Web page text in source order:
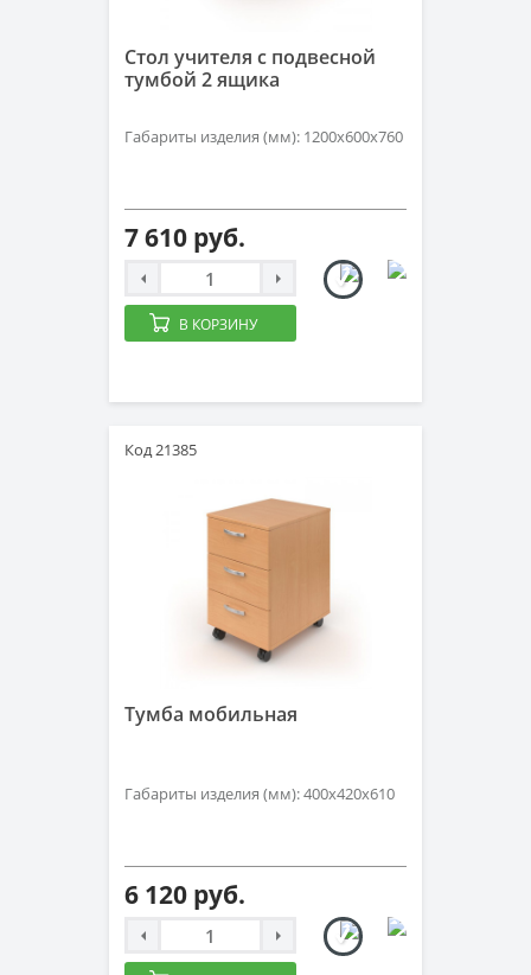
Стол учителя с подвесной
тумбой 2 ящика
Габариты изделия (мм): 1200х600х760
7 610 руб.
В КОРЗИНУ
Код 21385
Тумба мобильная
Габариты изделия (мм): 400х420х610
6 120 руб.